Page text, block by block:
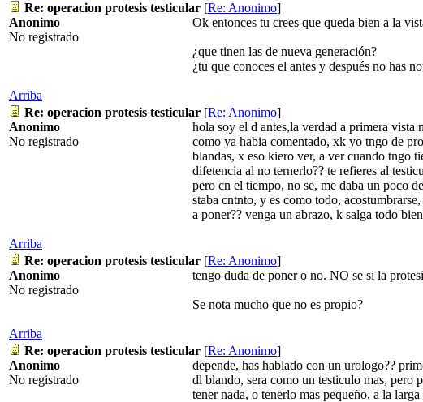
Re: operacion protesis testicular [Re: Anonimo]
Anonimo
No registrado
Ok entonces tu crees que queda bien a la
¿que tinen las de nueva generación?
¿tu que conoces el antes y después no has
Arriba
Re: operacion protesis testicular [Re: Anonimo]
Anonimo
No registrado
hola soy el d antes,la verdad a primera vista
como ya habia comentado, xk yo tngo de
blandas, x eso kiero ver, a ver cuando tngo
difetencia al no ternerlo?? te refieres al
pero cn el tiempo, no se, me daba un poco
staba cntnto, y es como todo,
a poner?? venga un abrazo, k salga todo
Arriba
Re: operacion protesis testicular [Re: Anonimo]
Anonimo
No registrado
tengo duda de poner o no. NO se si la
Se nota mucho que no es propio?
Arriba
Re: operacion protesis testicular [Re: Anonimo]
Anonimo
No registrado
depende, has hablado con un urologo??
dl blando, sera como un testiculo mas, pero
tener nada, o tenerlo mas pequeño, a la